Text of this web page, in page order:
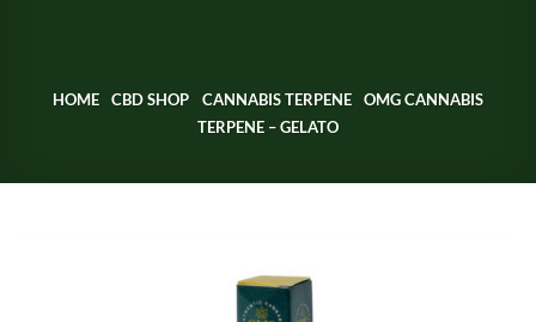
HOME CBD SHOP CANNABIS TERPENE
OMG CANNABIS
TERPENE – GELATO